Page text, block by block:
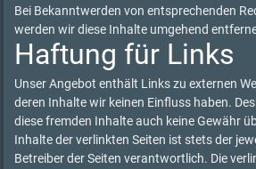
Bei Bekanntwerden von entsprechenden
werden wir diese Inhalte umgehend
Haftung für Links
Unser Angebot enthält Links zu externen
deren Inhalte wir keinen Einfluss haben.
diese fremden Inhalte auch keine Gewähr
Inhalte der verlinkten Seiten ist stets der
Betreiber der Seiten verantwortlich. Die